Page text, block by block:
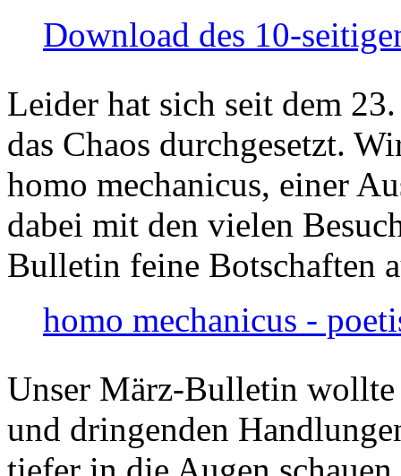
Download des 10-
Leider hat sich seit dem
das Chaos durchgesetzt.
homo mechanicus, einer
dabei mit den vielen
Bulletin feine Botschaften
homo mechanicus -
Unser März-Bulletin
und dringenden